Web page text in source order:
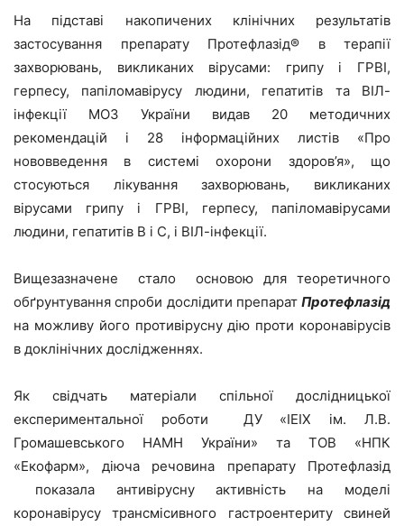
На підставі накопичених клінічних результатів
застосування препарату Протефлазід® в терапії
захворювань, викликаних вірусами: грипу і ГРВІ,
герпесу, папіломавірусу людини, гепатитів та ВІЛ-
інфекції МОЗ України видав 20 методичних
рекомендацій і 28 інформаційних листів «Про
нововведення в системі охорони здоров’я», що
стосуються лікування захворювань, викликаних
вірусами грипу і ГРВІ, герпесу, папіломавірусами
людини, гепатитів В і С, і ВІЛ-інфекції.
Вищезазначене стало основою для теоретичного
обґрунтування спроби дослідити препарат Протефлазід
на можливу його противірусну дію проти коронавірусів
в доклінічних дослідженнях.
Як свідчать матеріали спільної дослідницької
експериментальної роботи ДУ «ІЕІХ ім. Л.В.
Громашевського НАМН України» та ТОВ «НПК
«Екофарм», діюча речовина препарату Протефлазід
показала антивірусну активність на моделі
коронавірусу трансмісивного гастроентериту свиней